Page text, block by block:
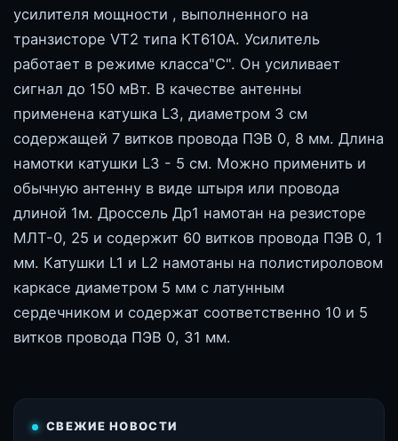
усилителя мощности , выполненного на
транзисторе VT2 типа КТ610А. Усилитель
работает в режиме класса"С". Он усиливает
сигнал до 150 мВт. В качестве антенны
применена катушка L3, диаметром 3 см
содержащей 7 витков провода ПЭВ 0, 8 мм. Длина
намотки катушки L3 - 5 см. Можно применить и
обычную антенну в виде штыря или провода
длиной 1м. Дроссель Др1 намотан на резисторе
МЛТ-0, 25 и содержит 60 витков провода ПЭВ 0, 1
мм. Катушки L1 и L2 намотаны на полистироловом
каркасе диаметром 5 мм с латунным
сердечником и содержат соответственно 10 и 5
витков провода ПЭВ 0, 31 мм.
СВЕЖИЕ НОВОСТИ